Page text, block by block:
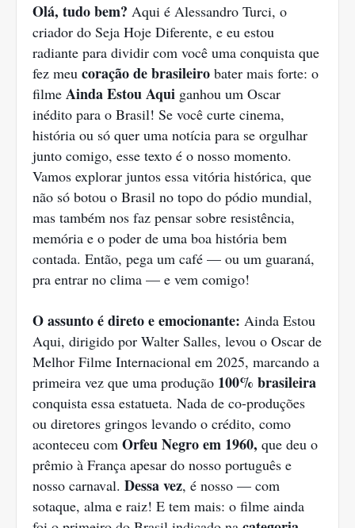
Olá, tudo bem? Aqui é Alessandro Turci, o
criador do Seja Hoje Diferente, e eu estou
radiante para dividir com você uma conquista que
fez meu coração de brasileiro bater mais forte: o
filme Ainda Estou Aqui ganhou um Oscar
inédito para o Brasil! Se você curte cinema,
história ou só quer uma notícia para se orgulhar
junto comigo, esse texto é o nosso momento.
Vamos explorar juntos essa vitória histórica, que
não só botou o Brasil no topo do pódio mundial,
mas também nos faz pensar sobre resistência,
memória e o poder de uma boa história bem
contada. Então, pega um café — ou um guaraná,
pra entrar no clima — e vem comigo!
O assunto é direto e emocionante: Ainda Estou
Aqui, dirigido por Walter Salles, levou o Oscar de
Melhor Filme Internacional em 2025, marcando a
primeira vez que uma produção 100% brasileira
conquista essa estatueta. Nada de co-produções
ou diretores gringos levando o crédito, como
aconteceu com Orfeu Negro em 1960, que deu o
prêmio à França apesar do nosso português e
nosso carnaval. Dessa vez, é nosso — com
sotaque, alma e raiz! E tem mais: o filme ainda